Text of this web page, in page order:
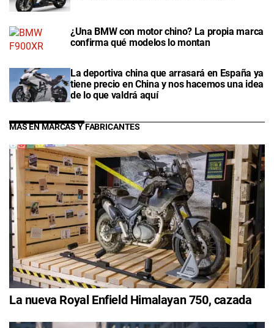
¿Una BMW con motor chino? La propia marca
confirma qué modelos lo montan
La deportiva china que arrasará en España ya
tiene precio en China y nos hacemos una idea
de lo que valdrá aquí
MÁS EN MARCAS Y FABRICANTES
La nueva Royal Enfield Himalayan 750, cazada